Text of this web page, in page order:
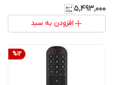
۵٬۴۹۳٬۰۰۰
افزودن به سبد
%12